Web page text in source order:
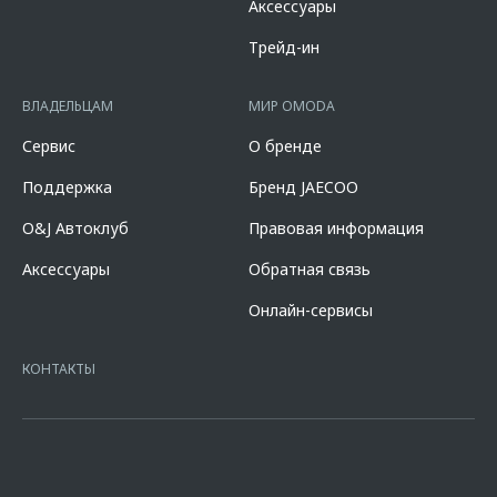
составляет от 2,778% до 18,124%. % ставка составляет от 0,010% до
14,600%, на диапазонах первоначального взноса от 10,000% до
90,000% от стоимости автомобиля, при сроке кредита от 12 до 96
кредита в % годовых составляет от 10,507% до 11,151%. % ставка
составляет 7,700% при первоначальном взносе 50,000% от
стоимости автомобиля, при сроке кредита 60 мес. и определяется
индивидуально. Указанное предложение действует в случае
оформления полиса КАСКО. При отказе от полиса КАСКО/отсутствии
пролонгации процентная ставка увеличится на 3%. Оценивайте свои
финансовые возможности и риски. Подробнее уточняйте в
официальных дилерских центрах «Omoda». Изучите все условия
кредита в разделе «Кредит на покупку автомобиля у дилера» на
сайте банкаhttps://alfabank.ru/get-money/auto-loan/dealers/?
7728168971 ОГРН 1027700067328 место нахождение 107078, г.
офертой.
Аксессуары
Трейд-ин
ВЛАДЕЛЬЦАМ
Сервис
Поддержка
O&J Автоклуб
Аксессуары
МИР OMODA
О бренде
Бренд JAECOO
Правовая информация
Обратная связь
Онлайн-сервисы
КОНТАКТЫ